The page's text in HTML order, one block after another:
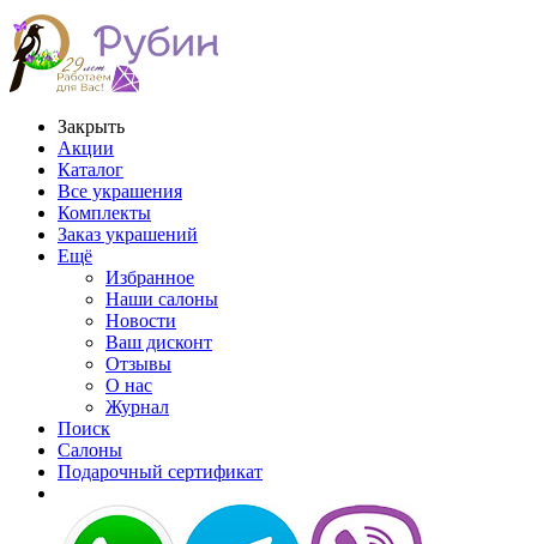
Закрыть
Акции
Каталог
Все украшения
Комплекты
Заказ украшений
Ещё
Избранное
Наши салоны
Новости
Ваш дисконт
Отзывы
О нас
Журнал
Поиск
Салоны
Подарочный сертификат